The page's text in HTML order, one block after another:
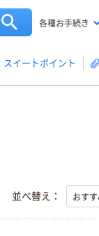
各種お手続き
スイートポイント
並べ替え：